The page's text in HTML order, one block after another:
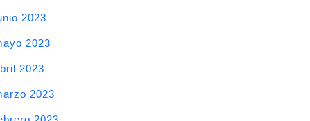
2023
2023
2023
2023